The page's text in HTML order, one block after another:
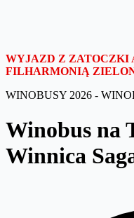
WYJAZD Z ZATOCZKI
FILHARMONIĄ
WINOBUSY 2026 -
Winobus na
Winnica